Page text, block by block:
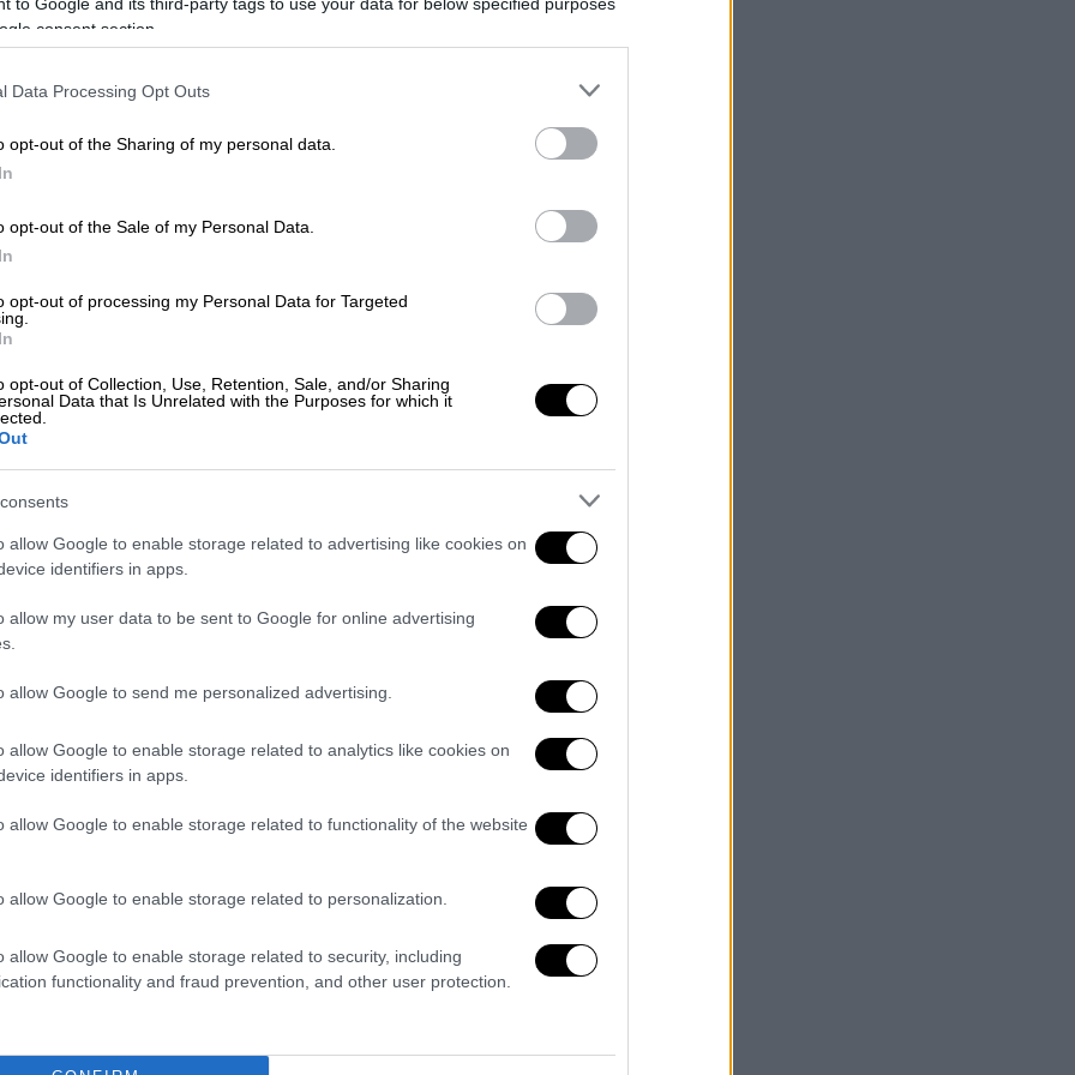
consent section.
Data Processing Opt Outs
opt-out of the Sharing of my personal data.
opt-out of the Sale of my Personal Data.
opt-out of processing my Personal Data for Targeted
opt-out of Collection, Use, Retention, Sale, and/or Sharing
Data that Is Unrelated with the Purposes for which it
allow Google to enable storage related to advertising like cookies on
identifiers in apps.
allow my user data to be sent to Google for online advertising
allow Google to send me personalized advertising.
allow Google to enable storage related to analytics like cookies on
identifiers in apps.
allow Google to enable storage related to functionality of the website
allow Google to enable storage related to personalization.
allow Google to enable storage related to security, including
functionality and fraud prevention, and other user protection.
Citizens.al
CNA.al
ποινικές διώξεις σε βάρος
σε διάβημα προς τις αλβανικές
των γεγονότων και την απόδοση
έντονη ανησυχία του για τα επεισόδια
Ζβέρνετς της Αλβανίας, κατά τη
περιουσιακά τους δικαιώματα, μεταξύ
πολίτης που τραυματίστηκε»,
ανακοίνωσή του.
Τίρανα προέβη άμεσα σε όλες τις
του παρασχεθεί κάθε αναγκαία
παράλληλα στις αναγκαίες
ζητώντας την πλήρη διαλεύκανση του
αναφέρει και προσθέτει: «Καταγράφουμε
των αλβανικών Αρχών».
του κράτους δικαίου,
των δικαιωμάτων και των περιουσιών
καθώς και τη σημασία
περιβαλλοντικών περιοχών,
κεκτημένο, η συμμόρφωση προς το